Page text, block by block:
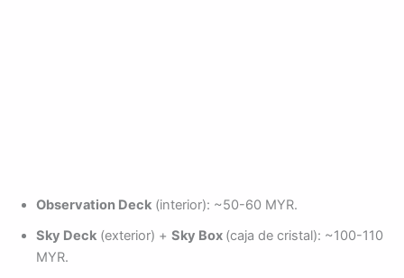
Observation Deck (interior): ~50-60 MYR.
Sky Deck (exterior) + Sky Box (caja de cristal): ~100-110
MYR.